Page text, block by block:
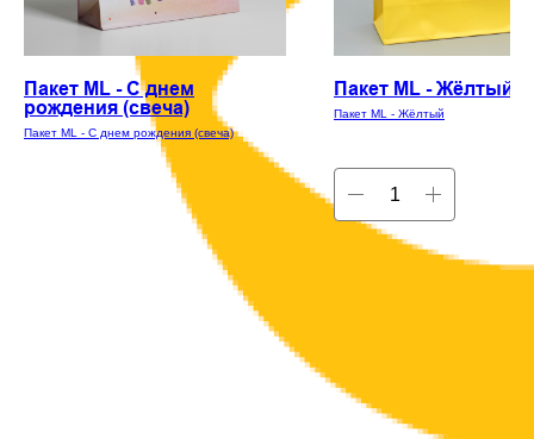
Пакет ML - С днем
рождения (свеча)
Пакет ML - С днем рождения (свеча)
Пакет ML - Жёлтый
Пакет ML - Жёлтый